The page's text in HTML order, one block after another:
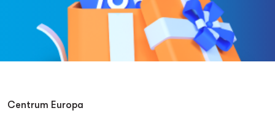
Centrum Europa